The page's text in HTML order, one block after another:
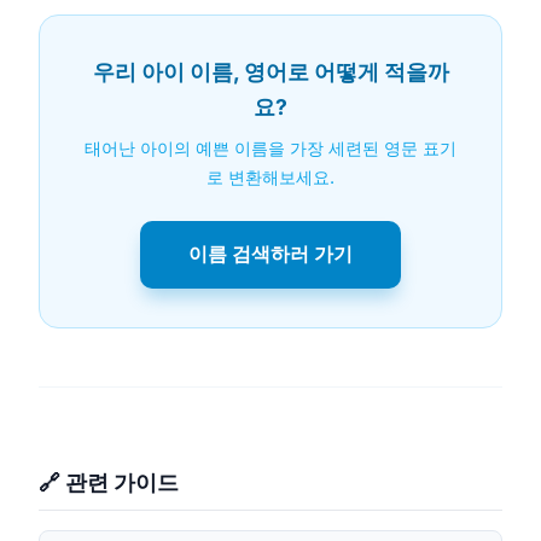
우리 아이 이름, 영어로 어떻게 적을까
요?
태어난 아이의 예쁜 이름을 가장 세련된 영문 표기
로 변환해보세요.
이름 검색하러 가기
🔗 관련 가이드